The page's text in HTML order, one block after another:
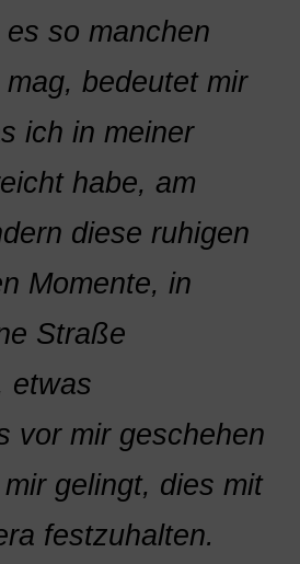
es so manchen
bedeutet mir
ich in meiner
habe, am
diese ruhigen
Momente, in
Straße
etwas
vor mir geschehen
gelingt, dies mit
festzuhalten.